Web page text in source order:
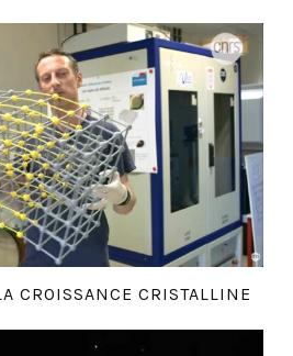
CROISSANCE CRISTALLINE